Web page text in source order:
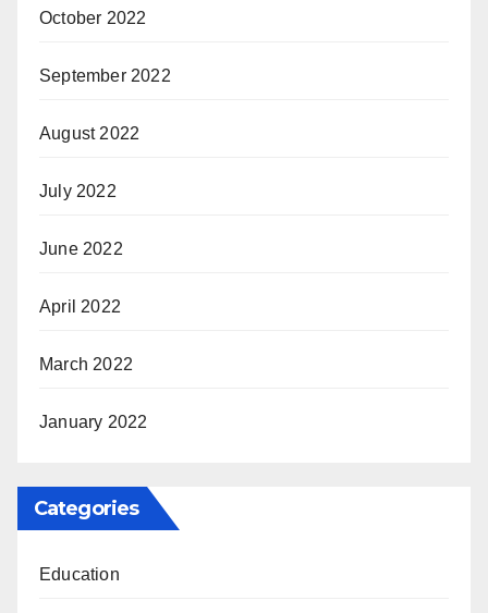
October 2022
September 2022
August 2022
July 2022
June 2022
April 2022
March 2022
January 2022
Categories
Education